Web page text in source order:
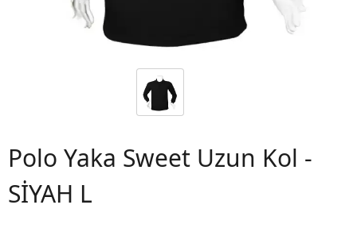
Polo Yaka Sweet Uzun Kol -
SİYAH L